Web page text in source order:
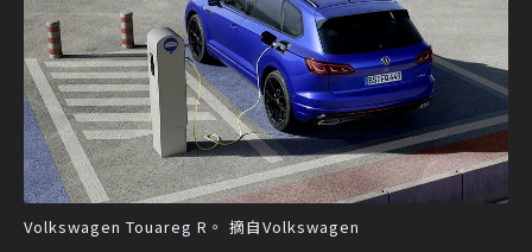
Volkswagen Touareg R。 摘自Volkswagen